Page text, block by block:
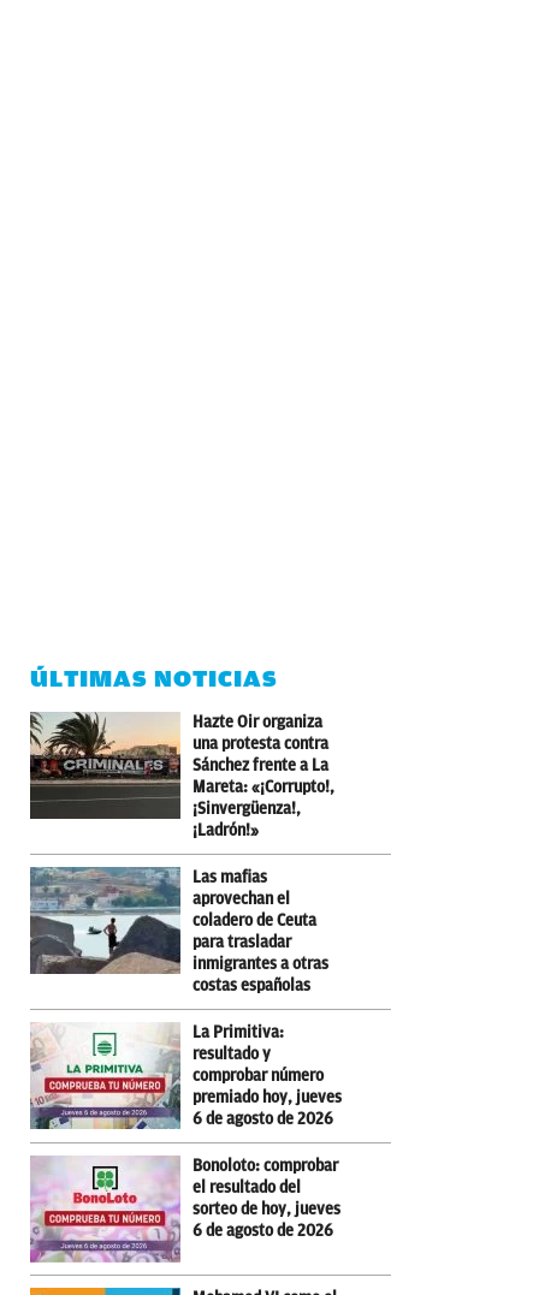
ÚLTIMAS NOTICIAS
Hazte Oir organiza
una protesta contra
Sánchez frente a La
Mareta: «¡Corrupto!,
¡Sinvergüenza!,
¡Ladrón!»
Las mafias
aprovechan el
coladero de Ceuta
para trasladar
inmigrantes a otras
costas españolas
La Primitiva:
resultado y
comprobar número
premiado hoy, jueves
6 de agosto de 2026
Bonoloto: comprobar
el resultado del
sorteo de hoy, jueves
6 de agosto de 2026